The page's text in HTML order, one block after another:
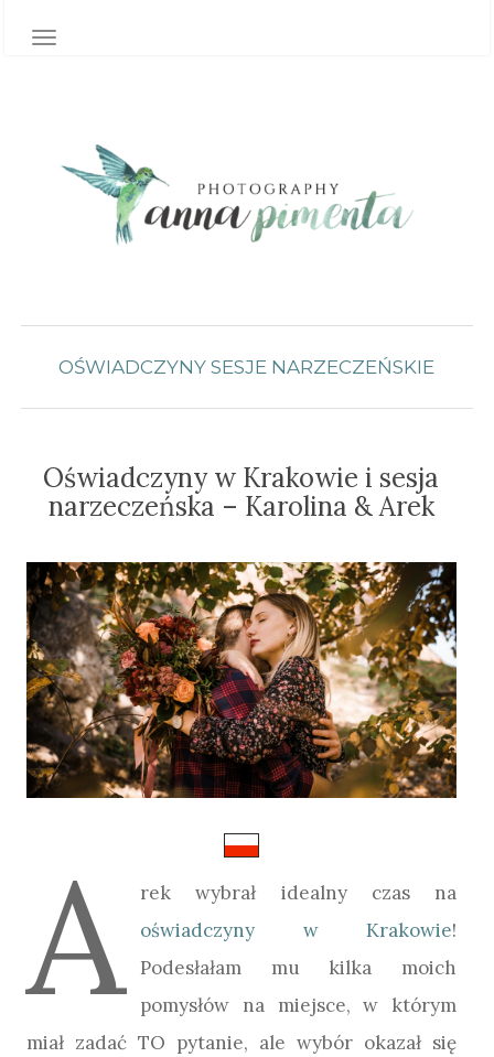
TOGGLE NAVIGATION
OŚWIADCZYNY SESJE NARZECZEŃSKIE
Oświadczyny w Krakowie i sesja
narzeczeńska – Karolina & Arek
A
rek wybrał idealny czas na
oświadczyny w Krakowie!
Podesłałam mu kilka moich
pomysłów na miejsce, w którym
miał zadać TO pytanie, ale wybór okazał się